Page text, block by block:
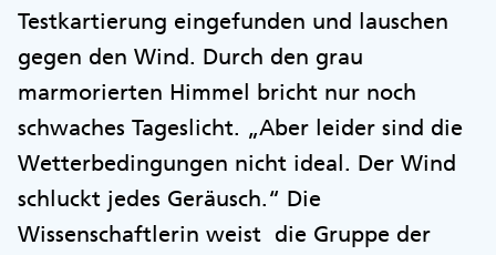
Testkartierung eingefunden und lauschen
gegen den Wind. Durch den grau
marmorierten Himmel bricht nur noch
schwaches Tageslicht. „Aber leider sind die
Wetterbedingungen nicht ideal. Der Wind
schluckt jedes Geräusch.“ Die
Wissenschaftlerin weist die Gruppe der